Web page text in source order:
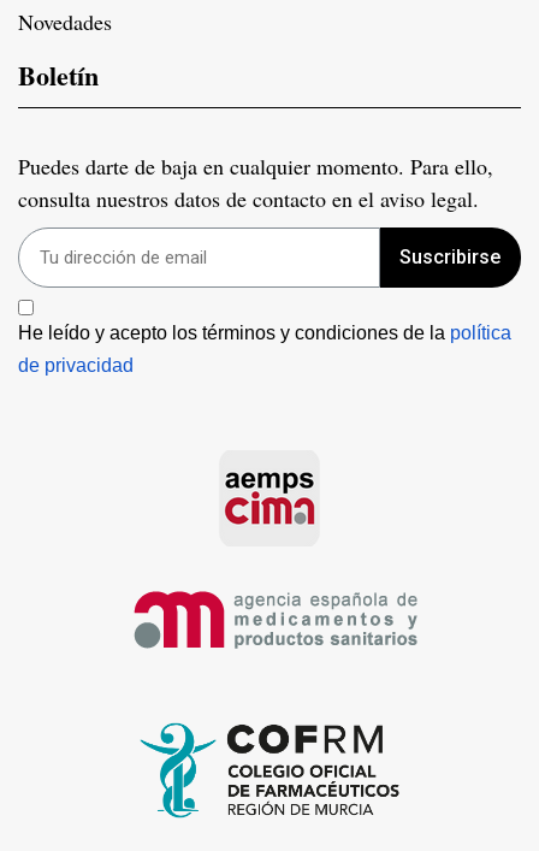
Novedades
Boletín
Puedes darte de baja en cualquier momento. Para ello,
consulta nuestros datos de contacto en el aviso legal.
Suscribirse
He leído y acepto los términos y condiciones de la política
de privacidad